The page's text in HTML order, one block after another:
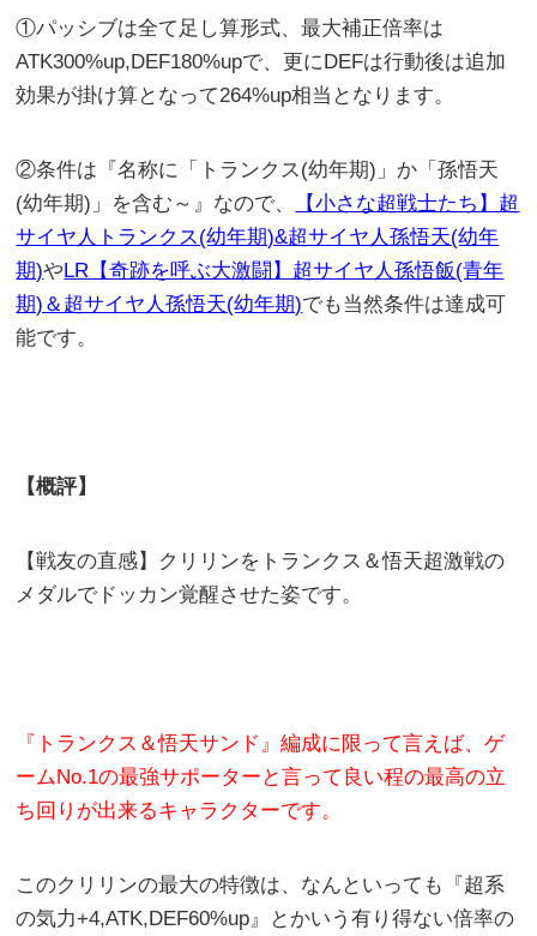
①パッシブは全て足し算形式、最大補正倍率は
ATK300%up,DEF180%upで、更にDEFは行動後は追加
効果が掛け算となって264%up相当となります。
②条件は『名称に「トランクス(幼年期)」か「孫悟天
(幼年期)」を含む～』なので、
【小さな超戦士たち】超
サイヤ人トランクス(幼年期)&超サイヤ人孫悟天(幼年
期)やLR【奇跡を呼ぶ大激闘】超サイヤ人孫悟飯(青年
期)＆超サイヤ人孫悟天(幼年期)でも当然条件は達成可
能です。
【概評】
【戦友の直感】クリリンをトランクス＆悟天超激戦の
メダルでドッカン覚醒させた姿です。
『トランクス＆悟天サンド』編成に限って言えば、ゲ
ームNo.1の最強サポーターと言って良い程の最高の立
ち回りが出来るキャラクターです。
このクリリンの最大の特徴は、なんといっても『超系
の気力+4,ATK,DEF60%up』とかいう有り得ない倍率の